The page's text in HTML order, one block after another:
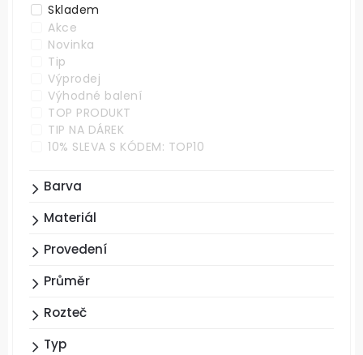
Skladem
Akce
Novinka
Tip
Výprodej
Výhodné balení
TOP PRODUKT
TIP NA DÁREK
10% SLEVA S KÓDEM: TOP10
Barva
Materiál
Provedení
Průměr
Rozteč
Typ